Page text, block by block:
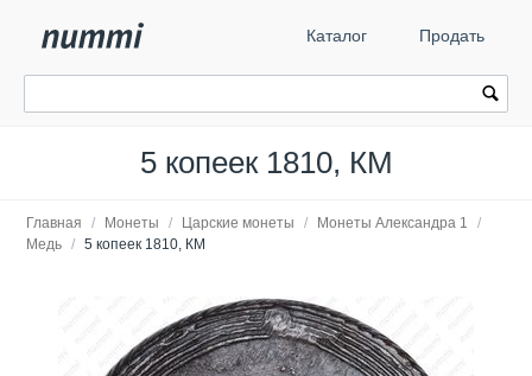
Каталог Продать
5 копеек 1810, КМ
Главная / Монеты / Царские монеты / Монеты Александра 1
/
Медь / 5 копеек 1810, КМ